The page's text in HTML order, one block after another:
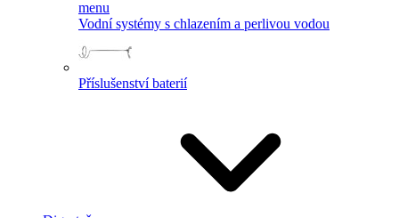
menu
Vodní systémy s chlazením a perlivou vodou
Příslušenství baterií